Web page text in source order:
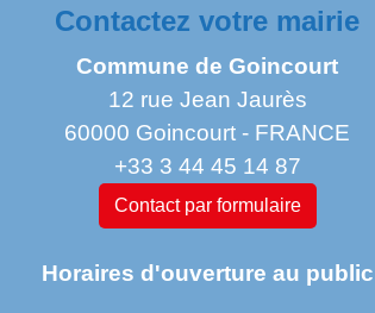
Contactez votre mairie
Commune de Goincourt
12 rue Jean Jaurès
60000 Goincourt - FRANCE
+33 3 44 45 14 87
Contact par formulaire
Horaires d'ouverture au public